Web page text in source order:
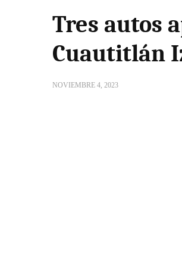
Tres autos
Cuautitlán
NOVIEMBRE 4, 2023